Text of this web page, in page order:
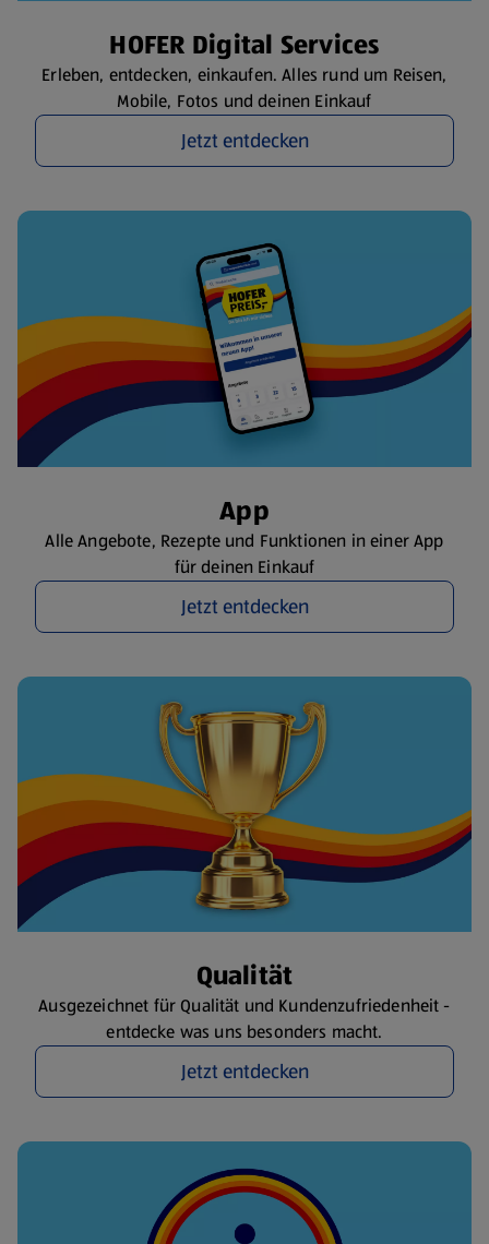
HOFER Digital Services
Erleben, entdecken, einkaufen. Alles rund um Reisen,
Mobile, Fotos und deinen Einkauf
Jetzt entdecken
App
Alle Angebote, Rezepte und Funktionen in einer App
für deinen Einkauf
Jetzt entdecken
Qualität
Ausgezeichnet für Qualität und Kundenzufriedenheit -
entdecke was uns besonders macht.
Jetzt entdecken